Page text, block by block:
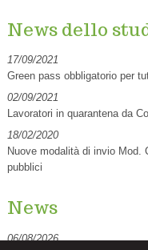
News dello
17/09/2021
Green pass obbligatorio per
02/09/2021
Lavoratori in quarantena da
18/02/2020
Nuove modalità di invio Mod.
pubblici
News
06/08/2026